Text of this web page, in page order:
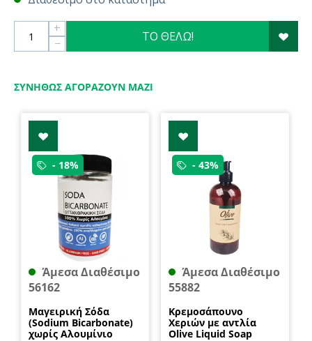
+
−
ΤΟ ΘΕΛΩ!
ΣΥΝΉΘΩΣ ΑΓΟΡΆΖΟΥΝ ΜΑΖΊ
- 18%
Άμεσα Διαθέσιμο
56162
Μαγειρική Σόδα
(Sodium Bicarbonate)
χωρίς Αλουμίνιο
- 43%
Άμεσα Διαθέσιμο
55882
Κρεμοσάπουνο
Χεριών με αντλία
Olive Liquid Soap